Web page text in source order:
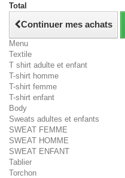
Total
Continuer mes achats
Menu
Textile
T shirt adulte et enfant
T-shirt homme
T-shirt femme
T-shirt enfant
Body
Sweats adultes et enfants
SWEAT FEMME
SWEAT HOMME
SWEAT ENFANT
Tablier
Torchon